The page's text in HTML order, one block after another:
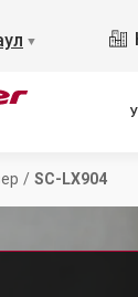
▼
/ SC-LX904